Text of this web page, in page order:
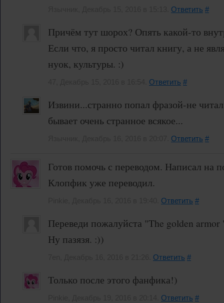
Ответить #
Причём тут шорох? Опять какой-то
Если что, я просто читал книгу, а не
нуок, культуры. :)
Ответить #
Извини...странно попал фразой-не
бывает очень странное всякое...
Ответить #
Готов помочь с переводом. Написал на
Клопфик уже переводил.
Ответить #
Переведи пожалуйста "The golden armor
Ну пазязя. :))
Ответить #
Только после этого фанфика!)
Ответить #